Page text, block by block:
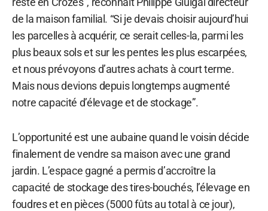
de la maison familial. “Si je devais choisir aujourd’hui
les parcelles à acquérir, ce serait celles-la, parmi les
plus beaux sols et sur les pentes les plus escarpées,
et nous prévoyons d’autres achats à court terme.
Mais nous devions depuis longtemps augmenté
notre capacité d’élevage et de stockage”.
L’opportunité est une aubaine quand le voisin décide
finalement de vendre sa maison avec une grand
jardin. L’espace gagné a permis d’accroître la
capacité de stockage des tires-bouchés, l’élevage en
foudres et en pièces (5000 fûts au total à ce jour),